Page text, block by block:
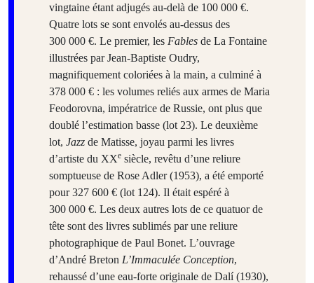
vingtaine étant adjugés au-delà de 100 000 €.
Quatre lots se sont envolés au-dessus des
300 000 €. Le premier, les Fables de La Fontaine
illustrées par Jean-Baptiste Oudry,
magnifiquement coloriées à la main, a culminé à
378 000 € : les volumes reliés aux armes de Maria
Feodorovna, impératrice de Russie, ont plus que
doublé l’estimation basse (lot 23). Le deuxième
lot, Jazz de Matisse, joyau parmi les livres
d’artiste du XXe siècle, revêtu d’une reliure
somptueuse de Rose Adler (1953), a été emporté
pour 327 600 € (lot 124). Il était espéré à
300 000 €. Les deux autres lots de ce quatuor de
tête sont des livres sublimés par une reliure
photographique de Paul Bonet. L’ouvrage
d’André Breton L’Immaculée Conception,
rehaussé d’une eau-forte originale de Dalí (1930),